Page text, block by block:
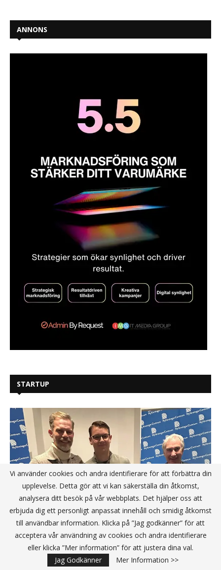
ANNONS
STARTUP
Fredrik Belin från Falun med
Vi använder cookies och andra identifierare för att förbättra din
upplevelse. Detta gör att vi kan säkerställa din åtkomst,
analysera ditt besök på vår webbplats. Det hjälper oss att
erbjuda dig ett personligt anpassat innehåll och smidig åtkomst
till användbar information. Klicka på ”Jag godkänner” för att
acceptera vår användning av cookies och andra identifierare
eller klicka ”Mer information” för att justera dina val.
Jag Godkänner
Mer Information >>